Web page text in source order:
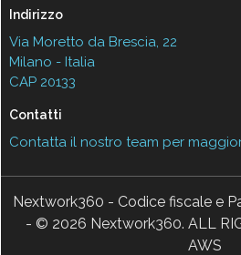
Indirizzo
Via Moretto da Brescia, 22
Milano - Italia
CAP 20133
Contatti
Contatta il nostro team per
Nextwork360 - Codice fiscale e
- © 2026 Nextwork360. ALL
AWS